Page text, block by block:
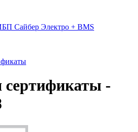
Сайбер Электро + BMS
-